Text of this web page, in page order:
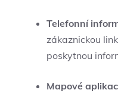
Telefonní
zákaznickou
poskytnou
Mapové